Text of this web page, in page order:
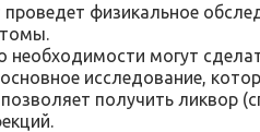
физикальное
могут
исследование,
получить ликвор